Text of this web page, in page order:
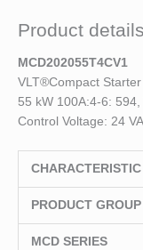
Product
MCD202055T4CV1
VLT®Compact
55 kW 100A:4-6:
Control Voltage: 24
CHARACTERISTIC
PRODUCT GROUP
MCD SERIES